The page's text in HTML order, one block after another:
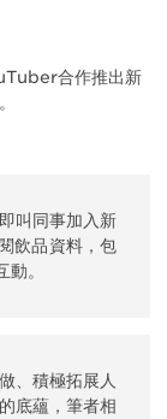
合作推出新
叫同事加入新
飲品資料，包
。
、積極拓展人
底蘊，筆者相